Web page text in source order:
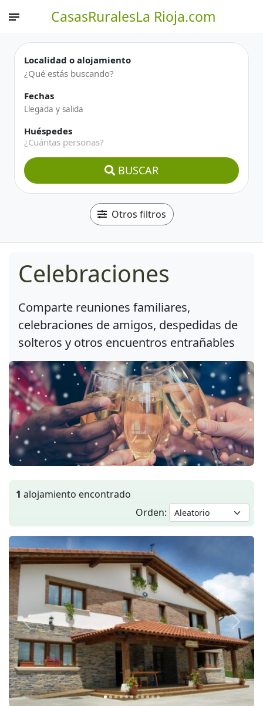
CasasRuralesLa Rioja.com
Localidad o alojamiento
Fechas
Huéspedes
¿Cuántas personas?
BUSCAR
Otros filtros
Celebraciones
Comparte reuniones familiares,
celebraciones de amigos, despedidas de
solteros y otros encuentros entrañables
1 alojamiento encontrado
Orden:
Anterior